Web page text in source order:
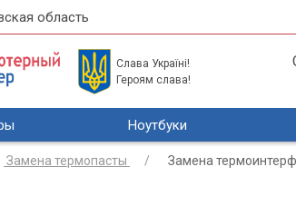
область
Слава Україні!
Героям слава!
Ноутбуки
Замена термопасты Замена